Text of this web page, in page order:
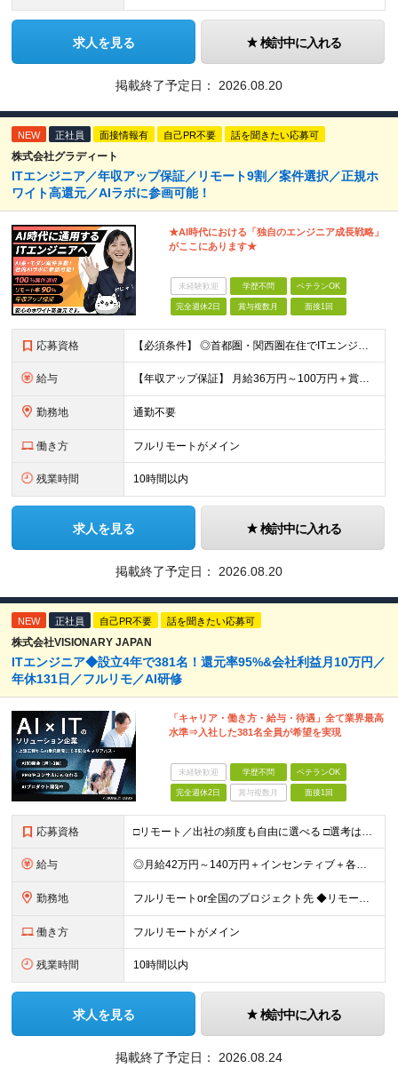
求人を見る 検討中に入れる
掲載終了予定日： 2026.08.20
NEW 正社員 面接情報有 自己PR不要 話を聞きたい応募可
株式会社グラディート
ITエンジニア／年収アップ保証／リモート9割／案件選択／正規ホ
ワイト高還元／AIラボに参画可能！
★AI時代における「独自のエンジニア成⻑戦略」
がここにあります★
未経験歓迎 学歴不問 ベテランOK
完全週休2日 賞与複数月 面接1回
応募資格 【必須条件】 ◎首都圏・関西圏在住でITエンジニアとしての実務経験が3年以上ある⽅（開発・インフラいずれも歓迎） →首都圏（東京、神奈川、千葉、埼玉）、関西圏（大阪、兵庫、京都）在住のITエンジニア採
給与 【年収アップ保証】 月給36万円～100万円＋賞与（年3回）＋諸手当 ◆想定年収432万円〜1200万円(経験・スキルを考慮し決定) ※年収アップ保証付帯 ◆基本給には⽉20時間分の固定残業代(31,
勤務地 通勤不要
働き方 フルリモートがメイン
残業時間 10時間以内
求人を見る 検討中に入れる
掲載終了予定日： 2026.08.20
NEW 正社員 自己PR不要 話を聞きたい応募可
株式会社VISIONARY JAPAN
ITエンジニア◆設立4年で381名！還元率95%&会社利益月10万円／
年休131日／フルリモ／AI研修
「キャリア・働き方・給与・待遇」全て業界最高
水準⇒入社した381名全員が希望を実現
未経験歓迎 学歴不問 ベテランOK
完全週休2日 賞与複数月 面接1回
応募資格 □リモート／出社の頻度も自由に選べる □選考は役員とWeb面談1回のみ □学歴不問／第二新卒歓迎／ブランクOK 【応募条件】 ◎ITエンジニアの実務経験1年以上をお持ちの方 └言語・業界・ジャンル不
給与 ◎月給42万円～140万円＋インセンティブ＋各種手当 ・エンジニア平均年収640万円 ・入社したエンジニア全員年収UP！平均180万円UP！ ・還元率80~95%！平均還元率86.9% ・単価連動型⇒
勤務地 フルリモートor全国のプロジェクト先 ◆リモート実施率93%（リモート／出社の頻度も自分で選べる） ◆UIターン歓迎！転勤なし ※(変更の範囲)上記を除く当社関連勤務地 ＼独立した評価機関による評価
働き方 フルリモートがメイン
残業時間 10時間以内
求人を見る 検討中に入れる
掲載終了予定日： 2026.08.24